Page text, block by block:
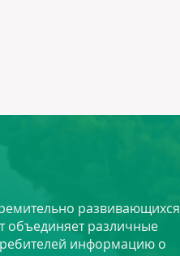
развивающихся
объединяет различные
информацию о